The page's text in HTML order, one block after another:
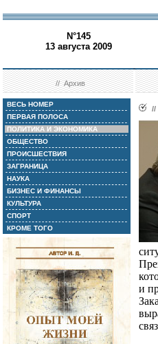
N°145
13 августа 2009
//Архив
ВЕСЬ НОМЕР
ПЕРВАЯ ПОЛОСА
ПОЛИТИКА И ЭКОНОМИКА
ОБЩЕСТВО
ПРОИСШЕСТВИЯ
ЗАГРАНИЦА
НАУКА
БИЗНЕС И ФИНАНСЫ
КУЛЬТУРА
СПОРТ
КРОМЕ ТОГО
//
и